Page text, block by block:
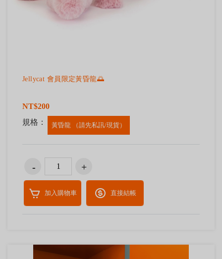
Jellycat 會員限定黃昏龍🌅
NT$200
規格：
黃昏龍 （請先私訊/現貨）
加入購物車 直接結帳